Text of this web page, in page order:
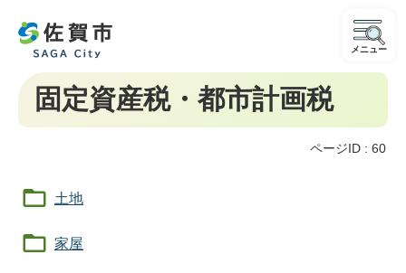
メニュー
固定資産税・都市計画税
ページID : 60
土地
家屋